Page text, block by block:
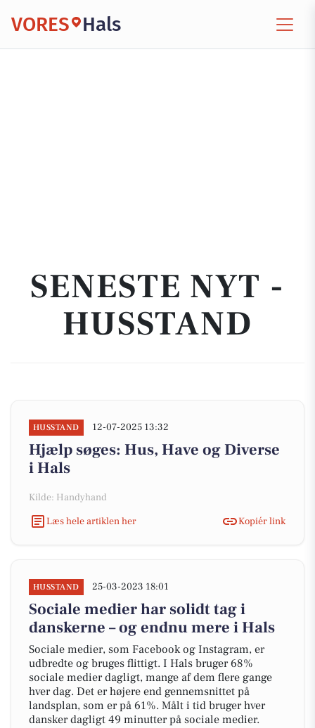
VORES Hals
SENESTE NYT -
HUSSTAND
HUSSTAND 12-07-2025 13:32
Hjælp søges: Hus, Have og Diverse
i Hals
Kilde: Handyhand
Læs hele artiklen her
Kopiér link
HUSSTAND 25-03-2023 18:01
Sociale medier har solidt tag i
danskerne – og endnu mere i Hals
Sociale medier, som Facebook og Instagram, er
udbredte og bruges flittigt. I Hals bruger 68%
sociale medier dagligt, mange af dem flere gange
hver dag. Det er højere end gennemsnittet på
landsplan, som er på 61%. Målt i tid bruger hver
dansker dagligt 49 minutter på sociale medier.